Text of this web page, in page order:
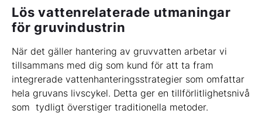
Lös vattenrelaterade utmaningar
för gruvindustrin
När det gäller hantering av gruvvatten arbetar vi
tillsammans med dig som kund för att ta fram
integrerade vattenhanteringsstrategier som omfattar
hela gruvans livscykel. Detta ger en tillförlitlighetsnivå
som tydligt överstiger traditionella metoder.